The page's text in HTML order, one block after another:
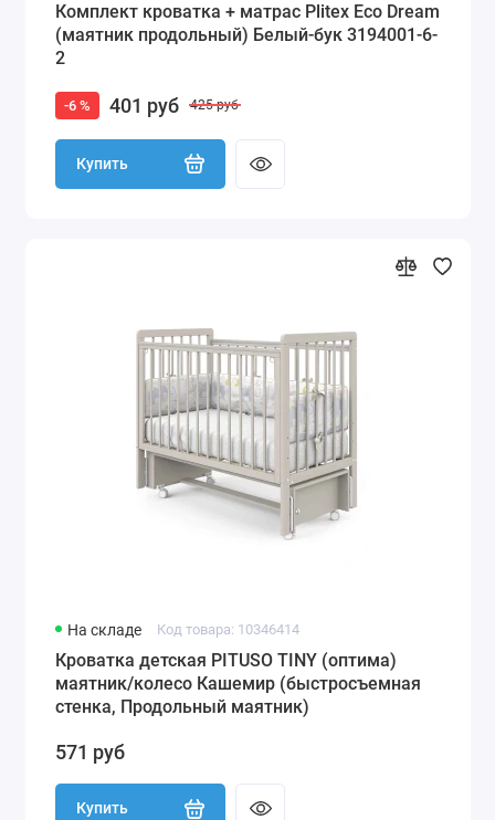
Комплект кроватка + матрас Plitex Eco Dream
(маятник продольный) Белый-бук 3194001-6-
2
-6 % 401 руб 425 руб
Купить
На складе Код товара: 10346414
Кроватка детская PITUSO TINY (оптима)
маятник/колесо Кашемир (быстросъемная
стенка, Продольный маятник)
571 руб
Купить